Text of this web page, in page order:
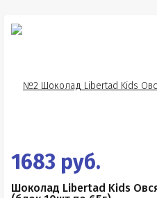
1683 руб.
Шоколад Libertad Kids